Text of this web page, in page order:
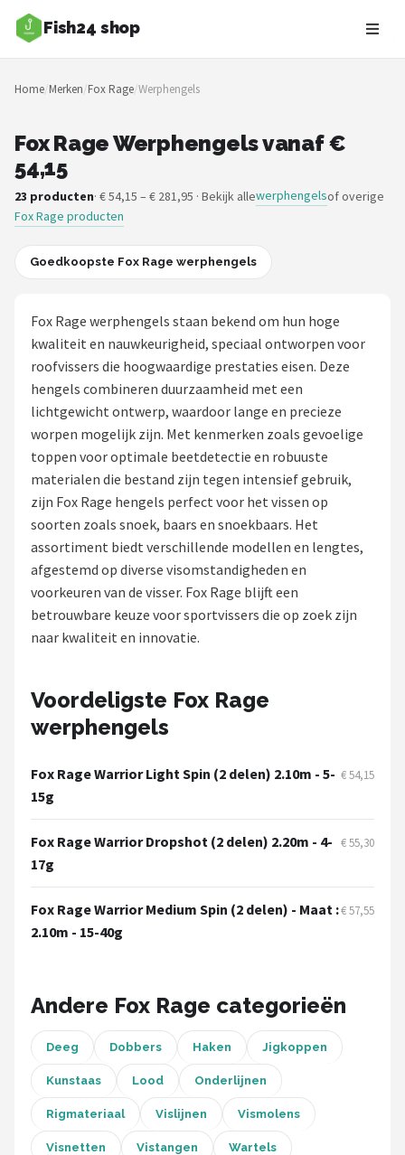
Fish24 shop
Zoeken
NAVIGATIE
Merken
Blog
Hengelsoorten
Molens
Dobbers
Kunstaas
Shop
POPULAIRE MERKEN
Westin
Spro
Korda
Rapala
PB Products
Fox Rage
Rozemeijer
Gamakatsu
Alle merken →
Home/Merken/Fox Rage/Werphengels
Fox Rage Werphengels vanaf €
54,15
23 producten· € 54,15 – € 281,95 · Bekijk allewerphengelsof overige
Fox Rage producten
Goedkoopste Fox Rage werphengels
Fox Rage werphengels staan bekend om hun hoge
kwaliteit en nauwkeurigheid, speciaal ontworpen voor
roofvissers die hoogwaardige prestaties eisen. Deze
hengels combineren duurzaamheid met een
lichtgewicht ontwerp, waardoor lange en precieze
worpen mogelijk zijn. Met kenmerken zoals gevoelige
toppen voor optimale beetdetectie en robuuste
materialen die bestand zijn tegen intensief gebruik,
zijn Fox Rage hengels perfect voor het vissen op
soorten zoals snoek, baars en snoekbaars. Het
assortiment biedt verschillende modellen en lengtes,
afgestemd op diverse visomstandigheden en
voorkeuren van de visser. Fox Rage blijft een
betrouwbare keuze voor sportvissers die op zoek zijn
naar kwaliteit en innovatie.
Voordeligste Fox Rage
werphengels
Fox Rage Warrior Light Spin (2 delen) 2.10m - 5-
15g
€ 54,15
Fox Rage Warrior Dropshot (2 delen) 2.20m - 4-
17g
€ 55,30
Fox Rage Warrior Medium Spin (2 delen) - Maat :
2.10m - 15-40g
€ 57,55
Andere Fox Rage categorieën
Deeg Dobbers Haken Jigkoppen
Kunstaas Lood Onderlijnen
Rigmateriaal Vislijnen Vismolens
Visnetten Vistangen Wartels